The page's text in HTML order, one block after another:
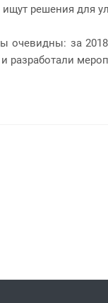
решения для
очевидны: за
разработали